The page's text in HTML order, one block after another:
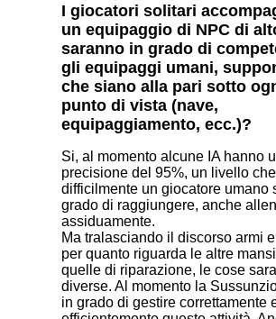
I giocatori solitari
un equipaggio di NPC di
saranno in grado di
gli equipaggi umani,
che siano alla pari sotto
punto di vista (nave,
equipaggiamento, ecc.)?
Si, al momento alcune IA hanno
precisione del 95%, un livello che
difficilmente un giocatore umano
grado di raggiungere, anche
assiduamente.
Ma tralasciando il discorso armi
per quanto riguarda le altre
quelle di riparazione, le cose
diverse. Al momento la
in grado di gestire correttamente